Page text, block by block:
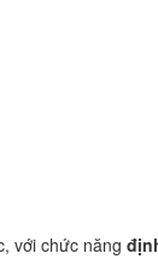
với chức năng